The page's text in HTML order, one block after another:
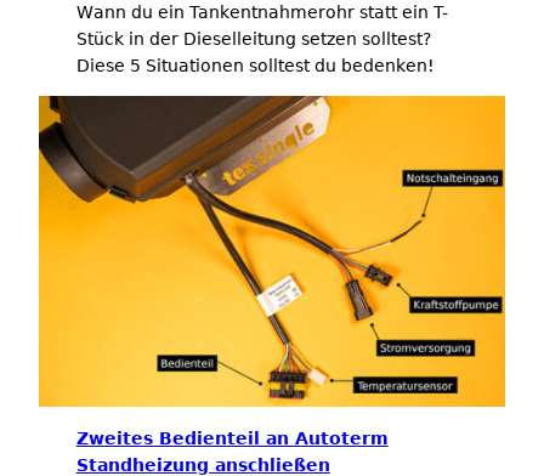
Wann du ein Tankentnahmerohr statt ein T-
Stück in der Dieselleitung setzen solltest?
Diese 5 Situationen solltest du bedenken!
Zweites Bedienteil an Autoterm
Standheizung anschließen